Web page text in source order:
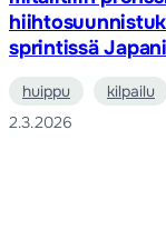
sprintissä
huippu kilpailu
2.3.2026